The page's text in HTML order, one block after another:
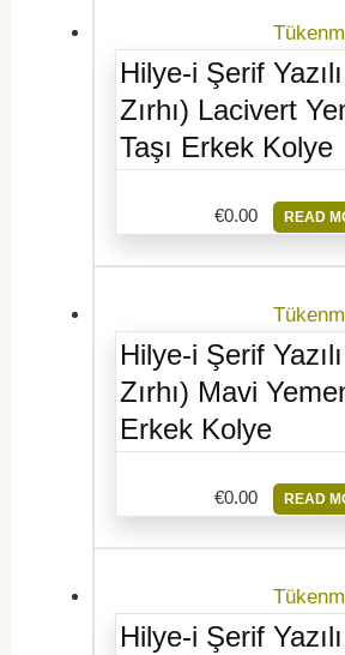
Hilye-i Şerif
Zırhı) Lacivert
Taşı Erkek Kolye
€0.00 READ
Hilye-i Şerif
Zırhı) Mavi
Erkek Kolye
€0.00 READ
Hilye-i Şerif